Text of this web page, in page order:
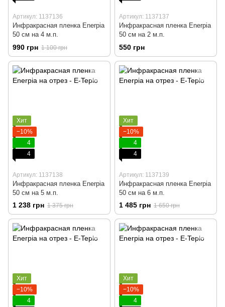
Артикул: 1137136
Инфракрасная пленка Enerpia
50 cм на 4 м.п.
990 грн 1 100 грн
Артикул: 1137137
Инфракрасная пленка Enerpia
50 cм на 2 м.п.
550 грн
Хит
−10%
4
4
Артикул: 1137138
Инфракрасная пленка Enerpia
50 cм на 5 м.п.
1 238 грн 1 375 грн
Хит
−10%
4
4
Артикул: 1137139
Инфракрасная пленка Enerpia
50 cм на 6 м.п.
1 485 грн 1 650 грн
Хит
−10%
4
Хит
−10%
4